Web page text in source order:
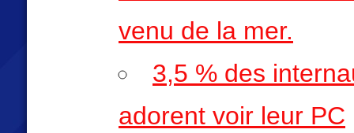
venu de la mer.
3,5 % des
adorent voir leur PC